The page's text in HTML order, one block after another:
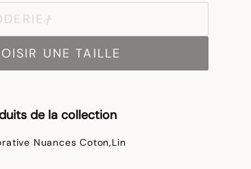
UNE TAILLE
de la collection
Nuances Coton,Lin